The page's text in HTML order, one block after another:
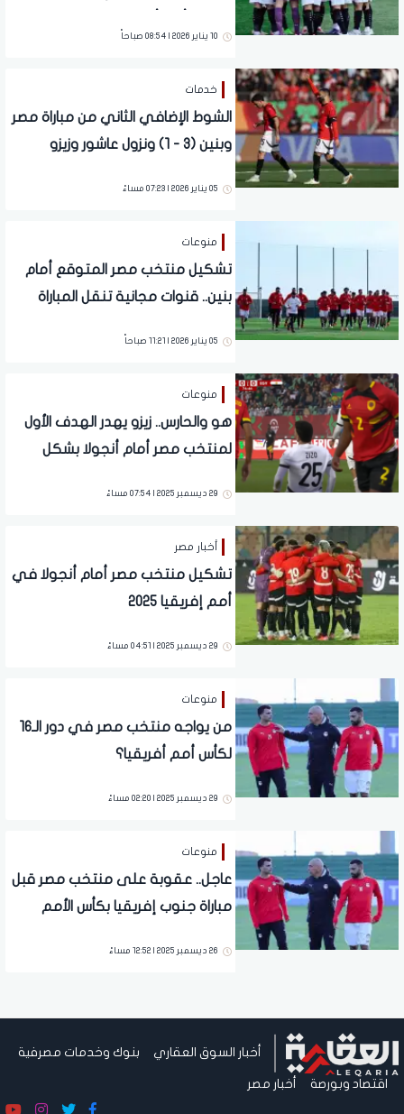
10 يناير 2026 | 08:54 صباحاً
خدمات
الشوط الإضافي الثاني من مباراة مصر
وبنين (3 - 1) ونزول عاشور وزيزو
05 يناير 2026 | 07:23 مساءً
منوعات
تشكيل منتخب مصر المتوقع أمام
بنين.. قنوات مجانية تنقل المباراة
05 يناير 2026 | 11:21 صباحاً
منوعات
هو والحارس.. زيزو يهدر الهدف الأول
لمنتخب مصر أمام أنجولا بشكل
29 ديسمبر 2025 | 07:54 مساءً
أخبار مصر
تشكيل منتخب مصر أمام أنجولا في
أمم إفريقيا 2025
29 ديسمبر 2025 | 04:51 مساءً
منوعات
من يواجه منتخب مصر في دور الـ16
لكأس أمم أفريقيا؟
29 ديسمبر 2025 | 02:20 مساءً
منوعات
عاجل.. عقوبة على منتخب مصر قبل
مباراة جنوب إفريقيا بكأس الأمم
26 ديسمبر 2025 | 12:52 مساءً
أخبار السوق العقاري بنوك وخدمات مصرفية
اقتصاد وبورصة أخبار مصر